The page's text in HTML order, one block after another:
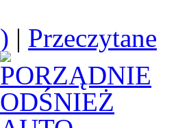
) | Przeczytane